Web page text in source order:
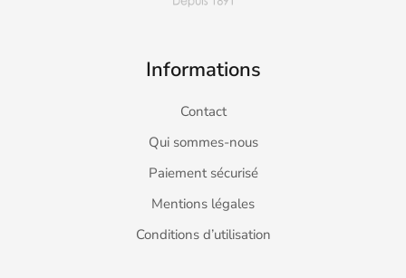
Informations
Contact
Qui sommes-nous
Paiement sécurisé
Mentions légales
Conditions d’utilisation